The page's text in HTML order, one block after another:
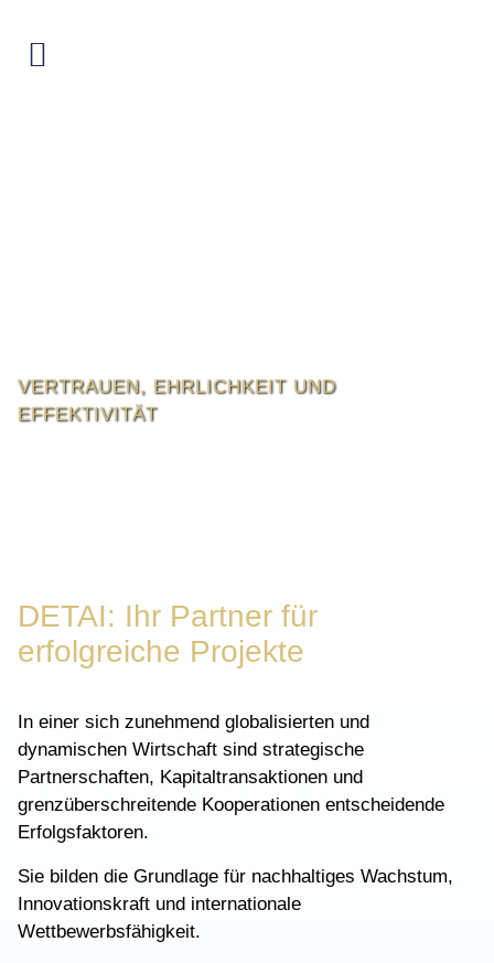
VERTRAUEN, EHRLICHKEIT UND
EFFEKTIVITÄT
DETAI: Ihr Partner für
erfolgreiche Projekte
In einer sich zunehmend globalisierten und
dynamischen Wirtschaft sind strategische
Partnerschaften, Kapitaltransaktionen und
grenzüberschreitende Kooperationen entscheidende
Erfolgsfaktoren.
Sie bilden die Grundlage für nachhaltiges Wachstum,
Innovationskraft und internationale
Wettbewerbsfähigkeit.